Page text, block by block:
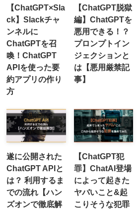
【ChatGPT×Sla
ck】Slackチャ
ンネルに
ChatGPTを召
喚！ChatGPT
APIを使った要
約アプリの作り
方
【ChatGPT脱獄
編】ChatGPTを
悪用できる！？
プロンプトイン
ジェクションと
は【悪用厳禁記
事】
遂に公開された
ChatGPT APIと
は？ 利用するま
での流れ【ハン
ズオンで徹底解
【ChatGPT犯
罪】ChatAI登場
によって起きた
ヤバいこと&起
こりそうな犯罪